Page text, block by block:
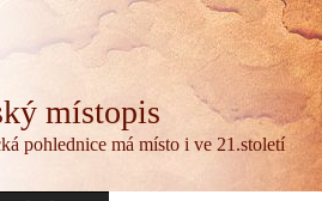
místopis
pohlednice má místo i ve 21.století